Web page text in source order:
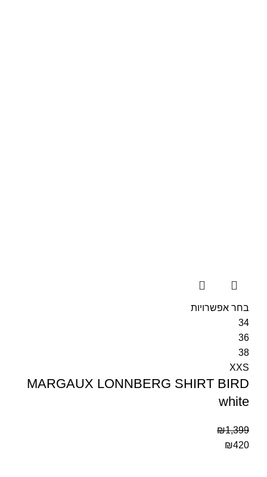
בחר אפשרויות
34
36
38
XXS
MARGAUX LONNBERG SHIRT BIRD
white
₪1,399
₪420